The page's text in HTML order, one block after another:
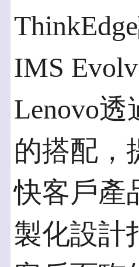
IMS
Lenovo透
的搭配，
快客戶產
製化設計